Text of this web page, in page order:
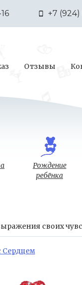
+7 (924)
Отзывы
Рождение
ребёнка
своих
Сердцем